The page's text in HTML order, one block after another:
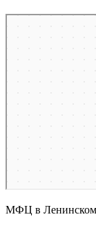
МФЦ в Ленинском